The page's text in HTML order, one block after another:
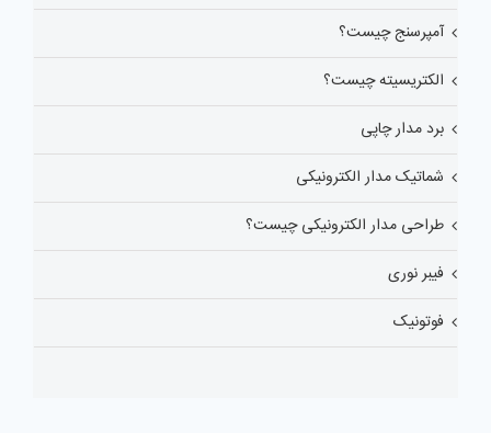
آمپرسنج چیست؟
الکتریسیته چیست؟
برد مدار چاپی
شماتیک مدار الکترونیکی
طراحی مدار الکترونیکی چیست؟
فیبر نوری
فوتونیک